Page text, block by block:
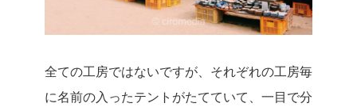
全ての工房ではないですが、それぞれの工房毎
に名前の入ったテントがたてていて、一目で分